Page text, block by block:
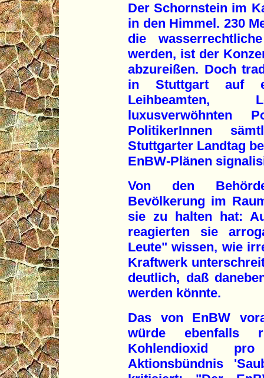
Der Schornstein im
in den Himmel. 230
die
werden, ist der
abzureißen. Doch
in Stuttgart auf
Leihbeamten,
luxusverwöhnten
PolitikerInnen
Stuttgarter Landtag
EnBW-Plänen
Von den
Bevölkerung im
sie zu halten hat:
reagierten sie
Leute" wissen, wie
Kraftwerk
deutlich, daß
werden könnte.
Das von EnBW
würde ebenfalls
Kohlendioxid
Aktionsbündnis